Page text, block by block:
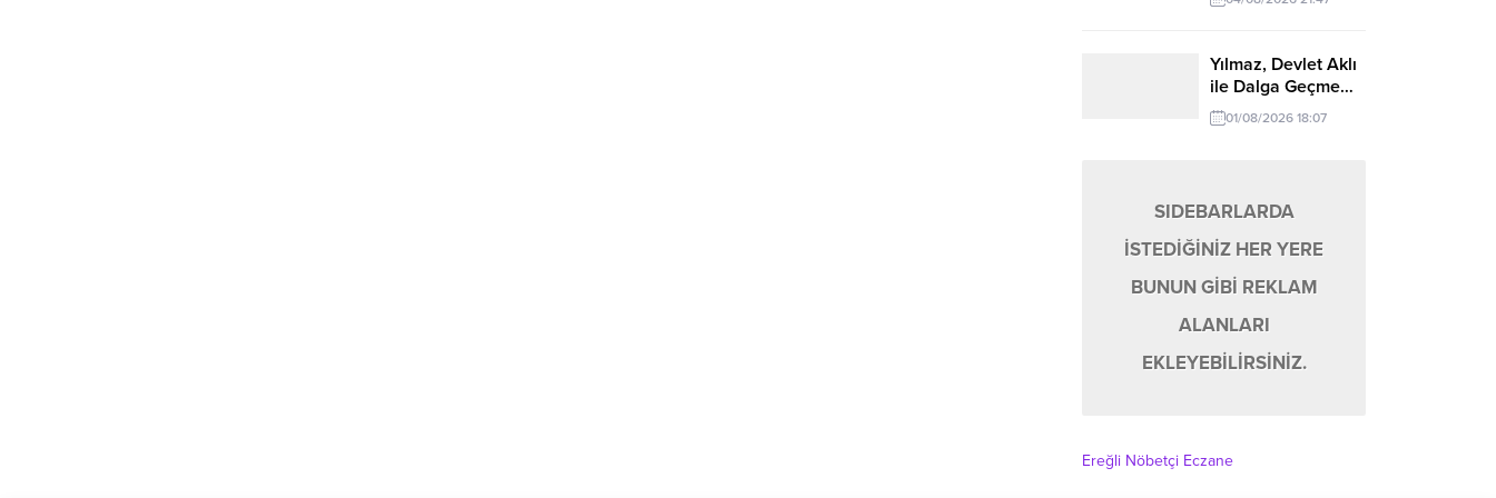
Yılmaz, Devlet Aklı
ile Dalga Geçme…
01/08/2026 18:07
SIDEBARLARDA
İSTEDİĞİNİZ HER YERE
BUNUN GİBİ REKLAM
ALANLARI
EKLEYEBİLİRSİNİZ.
Ereğli Nöbetçi Eczane